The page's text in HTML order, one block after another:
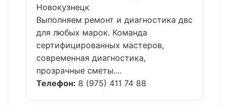
Новокузнецк
Выполняем ремонт и диагностика двс
для любых марок. Команда
сертифицированных мастеров,
современная диагностика,
прозрачные сметы....
Телефон: 8 (975) 411 74 88